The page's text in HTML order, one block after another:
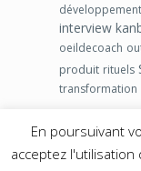
interview
oeildecoach
produit rituels
transformation
En poursuivant
acceptez